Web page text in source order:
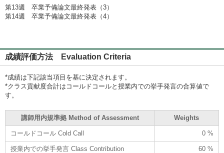
第13週 卒業予備論文最終発表（3）
第14週 卒業予備論文最終発表（4）
成績評価方法 Evaluation Criteria
*成績は下記該当項目を基に決定されます。
*クラス貢献度合計はコールドコールと授業内での挙手発言の合算値で
す。
講師用内規準拠 Method of Assessment Weights
コールドコール Cold Call 0 %
授業内での挙手発言 Class Contribution 60 %